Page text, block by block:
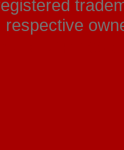
respective